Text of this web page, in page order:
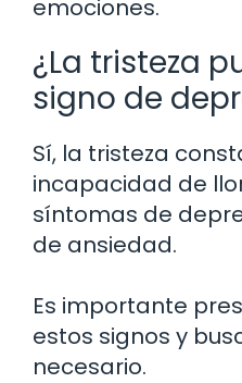
emociones.
¿La tristeza
signo de
Sí, la tristeza
incapacidad de
síntomas de
de ansiedad.
Es importante
estos signos y
necesario.